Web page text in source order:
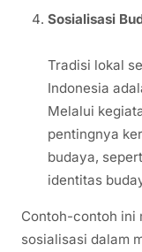
Sosialisasi
Tradisi lokal
Indonesia
Melalui
pentingnya
budaya,
identitas
Contoh-contoh ini
sosialisasi dalam